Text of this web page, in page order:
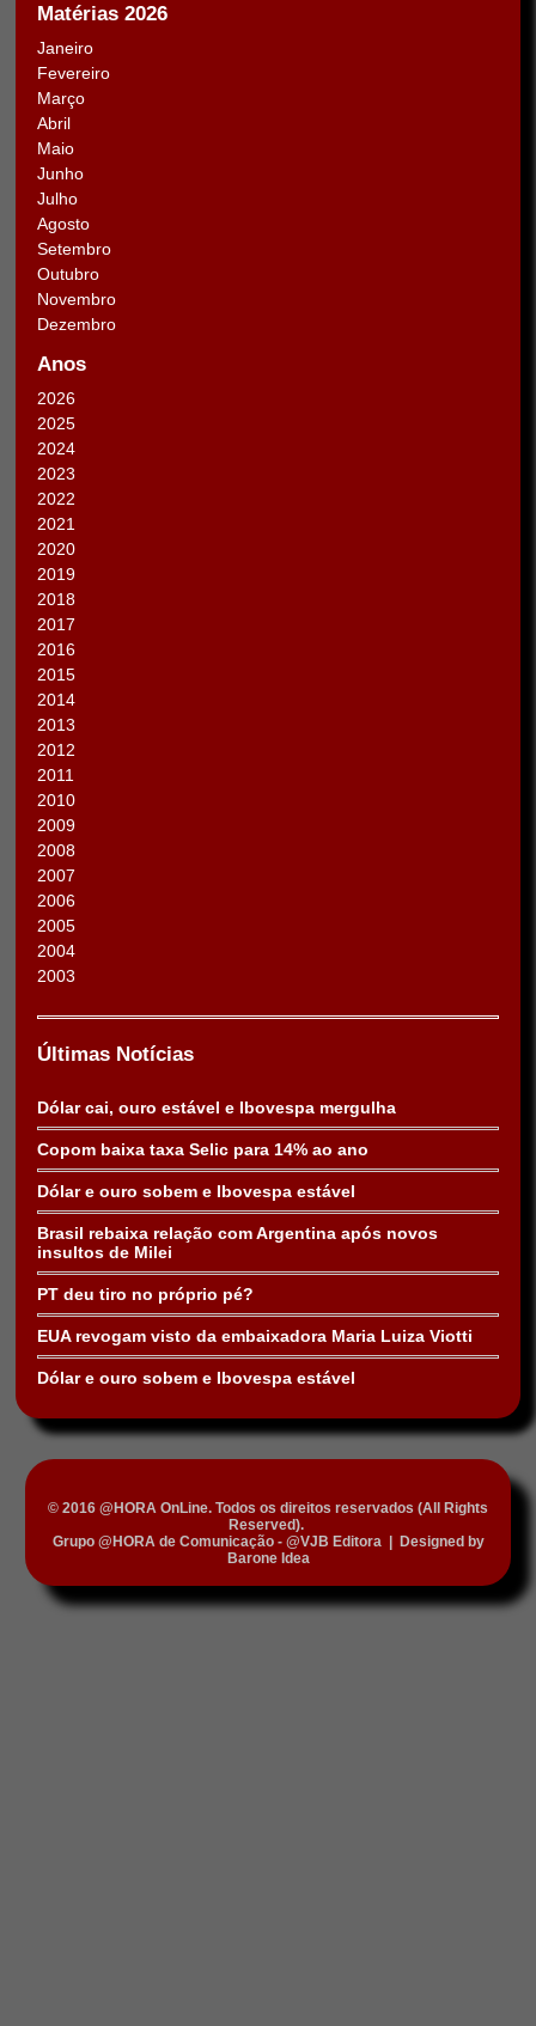
Matérias 2026
Janeiro
Fevereiro
Março
Abril
Maio
Junho
Julho
Agosto
Setembro
Outubro
Novembro
Dezembro
Anos
2026
2025
2024
2023
2022
2021
2020
2019
2018
2017
2016
2015
2014
2013
2012
2011
2010
2009
2008
2007
2006
2005
2004
2003
Últimas Notícias
Dólar cai, ouro estável e Ibovespa mergulha
Copom baixa taxa Selic para 14% ao ano
Dólar e ouro sobem e Ibovespa estável
Brasil rebaixa relação com Argentina após novos
insultos de Milei
PT deu tiro no próprio pé?
EUA revogam visto da embaixadora Maria Luiza Viotti
Dólar e ouro sobem e Ibovespa estável
© 2016 @HORA OnLine. Todos os direitos reservados (All Rights
Reserved).
Grupo @HORA de Comunicação - @VJB Editora|
Designed by
Barone Idea